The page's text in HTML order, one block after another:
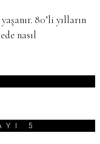
80’li yılların
nasıl
5